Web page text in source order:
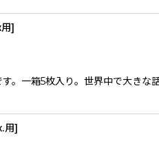
]
。一箱5枚入り。世界中で大き
用]